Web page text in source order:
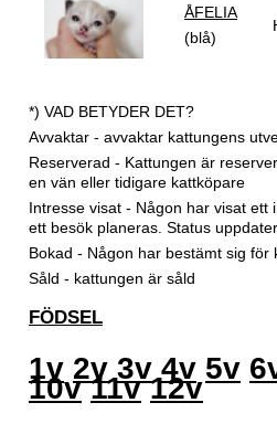
ÅFELIA
(blå)
*) VAD BETYDER DET?
Avvaktar - avvaktar kattungens
Reserverad - Kattungen är
en vän eller tidigare kattköpare
Intresse visat - Någon har visat ett
ett besök planeras. Status
Bokad - Någon har bestämt sig för
Såld - kattungen är såld
FÖDSEL
1v 2v 3v 4v 5v
10v 11v 12v